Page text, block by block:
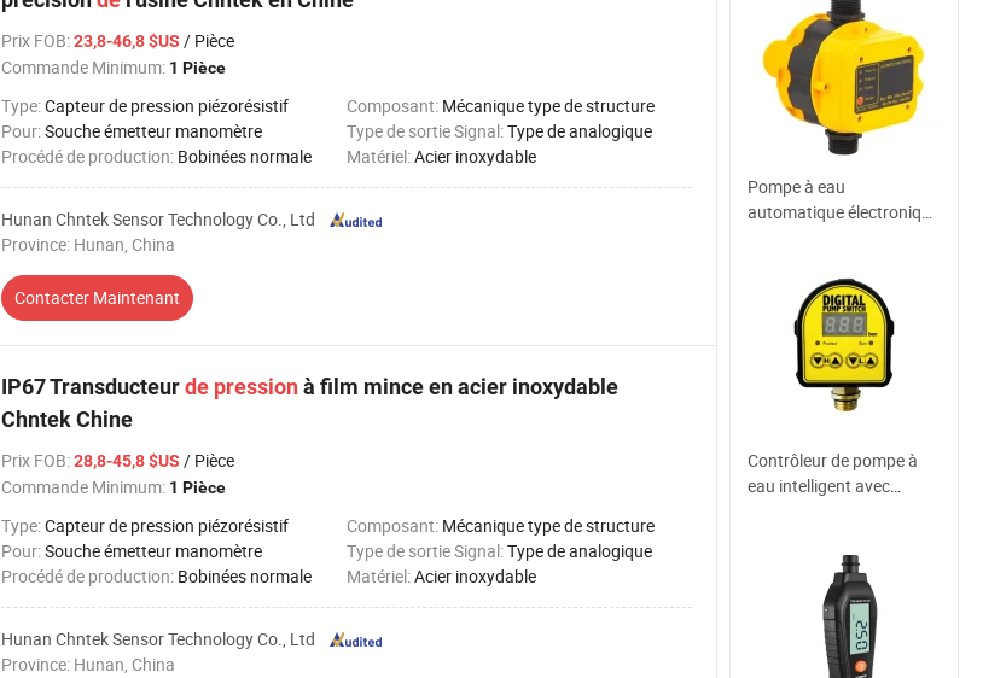
Prix FOB:23,8-46,8 $US / Pièce
Commande Minimum: 1 Pièce
Type:Capteur de pression piézorésistif Composant: Mécanique type de structure
Pour:Souche émetteur manomètre Type de sortie Signal:Type de analogique
Procédé de production: Bobinées normale Matériel:Acier inoxydable
Hunan Chntek Sensor Technology Co., Ltd
Province: Hunan, China
Contacter Maintenant
IP67 Transducteurde pressionà film mince en acier inoxydable
Chntek Chine
Prix FOB:28,8-45,8 $US / Pièce
Commande Minimum: 1 Pièce
Type:Capteur de pression piézorésistif Composant: Mécanique type de structure
Pour:Souche émetteur manomètre Type de sortie Signal:Type de analogique
Procédé de production: Bobinées normale Matériel:Acier inoxydable
Hunan Chntek Sensor Technology Co., Ltd
Province: Hunan, China
température
Pompe à eau
automatique électronique
Contrôleur de pompe à
eau intelligent avec